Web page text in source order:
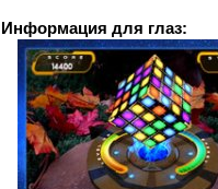
Информация для глаз: